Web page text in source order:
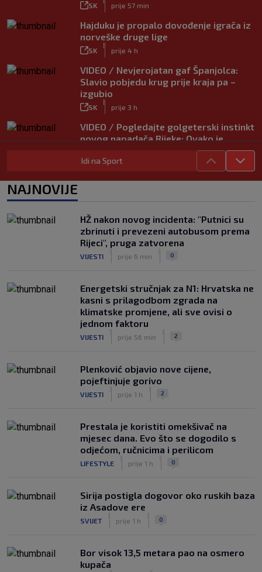
SK prije 57 min
Hajduku je propalo dovođenje igrača iz
norveške druge lige
SK prije 4 h
VIDEO / Nevjerojatan gaf Španjolca:
Slavio pobjedu krug prije kraja pa –
izgubio
SK prije 3 h
VIDEO / Pogledajte golgeterski instinkt
novog napadača Rijeke: Ovako je
SK
|
prije 5 h
Idi na Sport
NAJNOVIJE
HŽ nakon novog incidenta: "Putnici su
zbrinuti i prevezeni autobusom prema
Rijeci", pruga zatvorena
VIJESTI prije 6 min 0
Energetski stručnjak za N1: Hrvatska ne
kasni s prilagodbom zgrada na
klimatske promjene, ali sve ovisi o
jednom faktoru
VIJESTI prije 56 min 2
Plenković objavio nove cijene,
pojeftinjuje gorivo
VIJESTI prije 1 h 2
Prestala je koristiti omekšivač na
mjesec dana. Evo što se dogodilo s
odjećom, ručnicima i perilicom
LIFESTYLE prije 1 h 0
Sirija postigla dogovor oko ruskih baza
iz Asadove ere
SVIJET prije 1 h 0
Bor visok 13,5 metara pao na osmero
kupača